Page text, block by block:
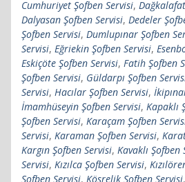
Cumhuriyet Şofben Servisi,
Dalyasan Şofben Servisi, Dedeler
Şofben Servisi, Dumlupınar Şofben
Servisi, Eğriekin Şofben Servisi,
Eskiçöte Şofben Servisi, Fatih Şofben
Şofben Servisi, Güldarpı Şofben
Servisi, Hacılar Şofben Servisi,
İmamhüseyin Şofben Servisi, Kapaklı
Şofben Servisi, Karaçam Şofben
Servisi, Karaman Şofben Servisi,
Kargın Şofben Servisi, Kavaklı Şofben
Servisi, Kızılca Şofben Servisi,
Şofben Servisi, Kösrelik Şofben Servisi,